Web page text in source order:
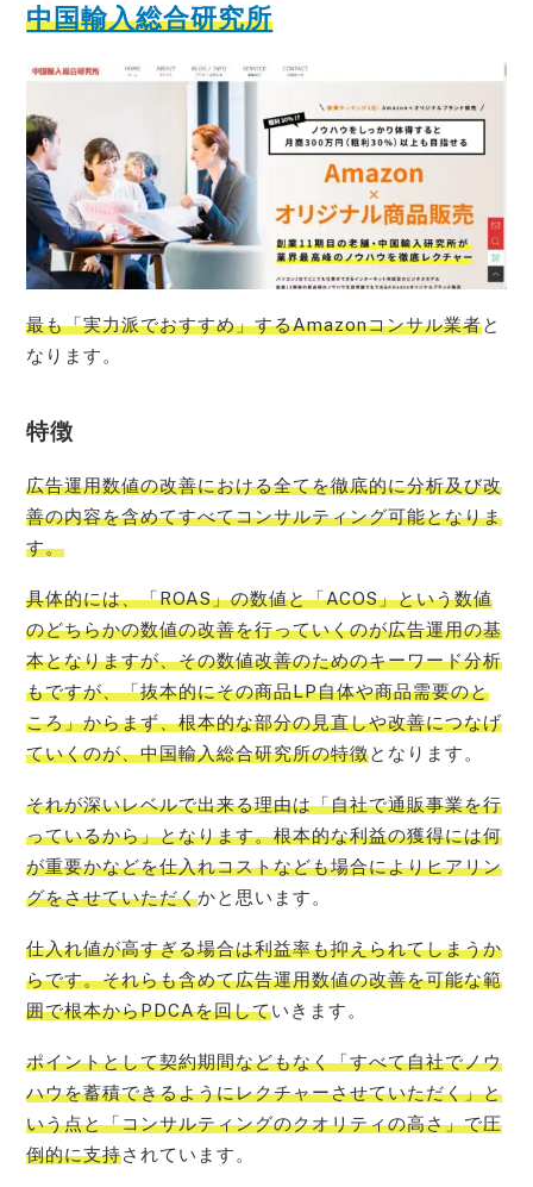
中国輸入総合研究所
最も「実力派でおすすめ」するAmazonコンサル業者と
なります。
特徴
広告運用数値の改善における全てを徹底的に分析及び改
善の内容を含めてすべてコンサルティング可能となりま
す。
具体的には、「ROAS」の数値と「ACOS」という数値
のどちらかの数値の改善を行っていくのが広告運用の基
本となりますが、その数値改善のためのキーワード分析
もですが、「抜本的にその商品LP自体や商品需要のと
ころ」からまず、根本的な部分の見直しや改善につなげ
ていくのが、中国輸入総合研究所の特徴となります。
それが深いレベルで出来る理由は「自社で通販事業を行
っているから」となります。根本的な利益の獲得には何
が重要かなどを仕入れコストなども場合によりヒアリン
グをさせていただくかと思います。
仕入れ値が高すぎる場合は利益率も抑えられてしまうか
らです。それらも含めて広告運用数値の改善を可能な範
囲で根本からPDCAを回していきます。
ポイントとして契約期間などもなく「すべて自社でノウ
ハウを蓄積できるようにレクチャーさせていただく」と
いう点と「コンサルティングのクオリティの高さ」で圧
倒的に支持されています。